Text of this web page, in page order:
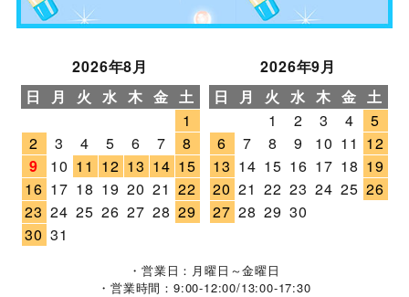
2026年8月
日
月 火 水 木 金 土
1
2
3 4 5 6 7
8
9
10 11 12 13 14 15
16 17 18 19 20 21 22
23 24 25 26 27 28 29
30 31
2026年9月
日
月 火 水 木 金 土
1
2 3 4
5
6
7 8 9 10 11 12
13 14 15 16 17 18 19
20 21 22 23 24 25 26
27 28 29 30
・営業日：月曜日～金曜日
・営業時間：9:00-12:00/13:00-17:30